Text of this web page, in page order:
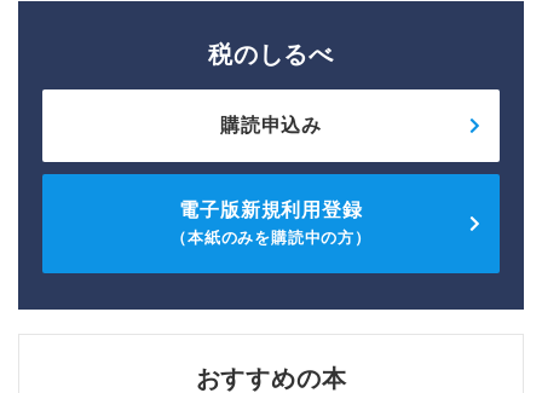
税のしるべ
購読申込み
電子版新規利用登録
（本紙のみを購読中の方）
おすすめの本